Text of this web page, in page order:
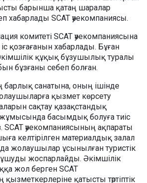
барынша қатаң шаралар
хабарлады SCAT әуекомпаниясы.
комитеті SCAT әуекомпаниясына
іс қозғағанын хабарлады. Бұған
құқық бұзушылық туралы
бұзғаны себеп болған.
санатына, оның ішінде
қызмет көрсету
сақтау қазақстандық
басымдық болуға тиіс
SCAT әуекомпаниясының ақпараты
келтірілген материалдық залал
жолаушылар ұсынылған туристік
ұшуды жоспарлайды. Әкімшілік
жол берген SCAT
қатысты тәртіптік